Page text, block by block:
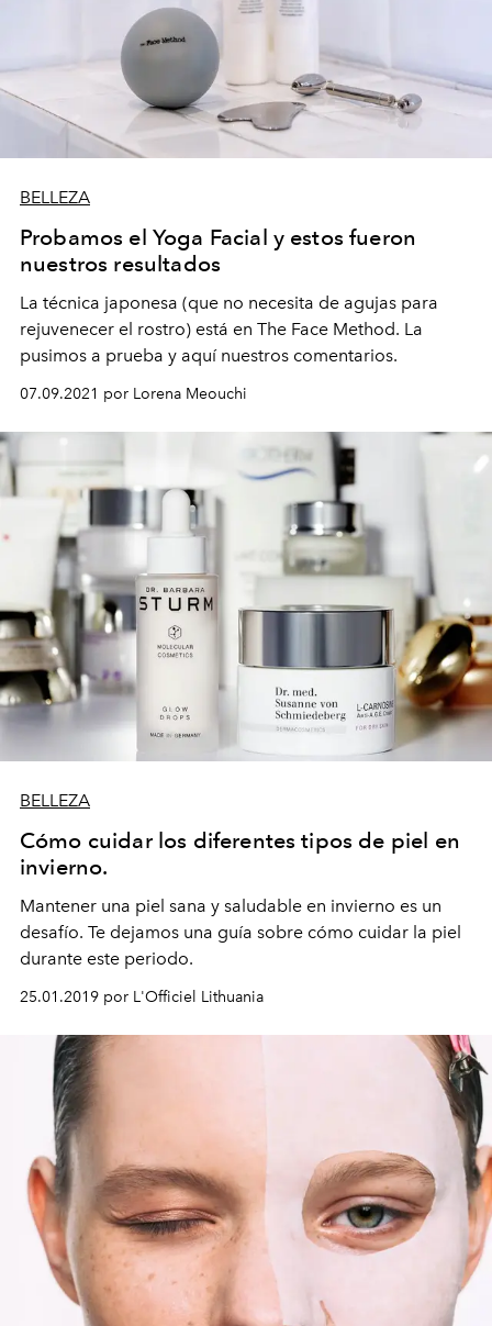
BELLEZA
Probamos el Yoga Facial y estos fueron
nuestros resultados
La técnica japonesa (que no necesita de agujas para
rejuvenecer el rostro) está en The Face Method. La
pusimos a prueba y aquí nuestros comentarios.
07.09.2021 por Lorena Meouchi
BELLEZA
Cómo cuidar los diferentes tipos de piel en
invierno.
Mantener una piel sana y saludable en invierno es un
desafío. Te dejamos una guía sobre cómo cuidar la piel
durante este periodo.
25.01.2019 por L'Officiel Lithuania